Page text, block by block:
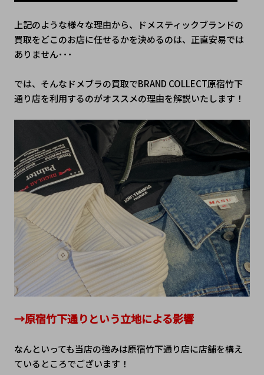
上記のような様々な理由から、ドメスティックブランドの
買取をどこのお店に任せるかを決めるのは、正直安易では
ありません･･･
では、そんなドメブラの買取でBRAND COLLECT原宿竹下
通り店を利用するのがオススメの理由を解説いたします！
→原宿竹下通りという立地による影響
なんといっても当店の強みは原宿竹下通り店に店舗を構え
ているところでございます！